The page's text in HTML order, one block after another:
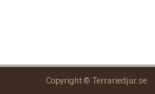
Copyright © Terrariedjur.se